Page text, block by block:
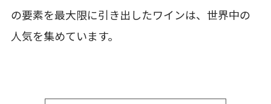
の要素を最大限に引き出したワインは、世界中の
人気を集めています。